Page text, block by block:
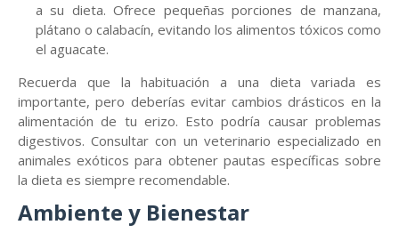
a su dieta. Ofrece pequeñas porciones de manzana,
plátano o calabacín, evitando los alimentos tóxicos como
el aguacate.
Recuerda que la habituación a una dieta variada es
importante, pero deberías evitar cambios drásticos en la
alimentación de tu erizo. Esto podría causar problemas
digestivos. Consultar con un veterinario especializado en
animales exóticos para obtener pautas específicas sobre
la dieta es siempre recomendable.
Ambiente y Bienestar